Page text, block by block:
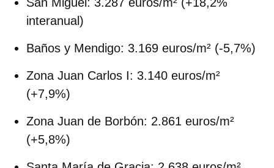
interanual)
Baños y Mendigo: 3.169 euros/m² (-5,7%)
Zona Juan Carlos I: 3.140 euros/m²
(+7,9%)
Zona Juan de Borbón: 2.861 euros/m²
(+5,8%)